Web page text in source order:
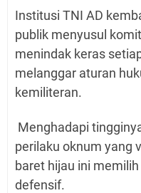
Institusi TNI AD
publik menyusul
menindak keras
melanggar aturan
kemiliteran.
Menghadapi
perilaku oknum yang
baret hijau ini
defensif.